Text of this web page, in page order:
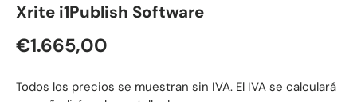
Xrite i1Publish Software
Precio normal
€1.665,00
Todos los precios se muestran sin IVA. El IVA se calculará